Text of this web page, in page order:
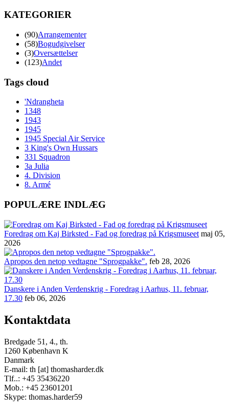
KATEGORIER
(90)Arrangementer
(58)Bogudgivelser
(3)Oversættelser
(123)Andet
Tags cloud
'Ndrangheta
1348
1943
1945
1945 Special Air Service
3 King's Own Hussars
331 Squadron
3a Julia
4. Division
8. Armé
POPULÆRE INDLÆG
Foredrag om Kaj Birksted - Fad og foredrag på Krigsmuseet maj 05,
2026
Apropos den netop vedtagne "Sprogpakke". feb 28, 2026
Danskere i Anden Verdenskrig - Foredrag i Aarhus, 11. februar,
17.30 feb 06, 2026
Kontaktdata
Bredgade 51, 4., th.
1260 København K
Danmark
E-mail: th [at] thomasharder.dk
Tlf..: +45 35436220
Mob.: +45 23601201
Skype: thomas.harder59